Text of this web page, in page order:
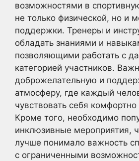
возможностями в
не только физической, но и
поддержки. Тренеры и
обладать знаниями и
позволяющими работать с
категорией участников.
доброжелательную и
атмосферу, где каждый
чувствовать себя комфортно
Кроме того, необходимо
инклюзивные мероприятия,
лучше понимало важность
с ограниченными